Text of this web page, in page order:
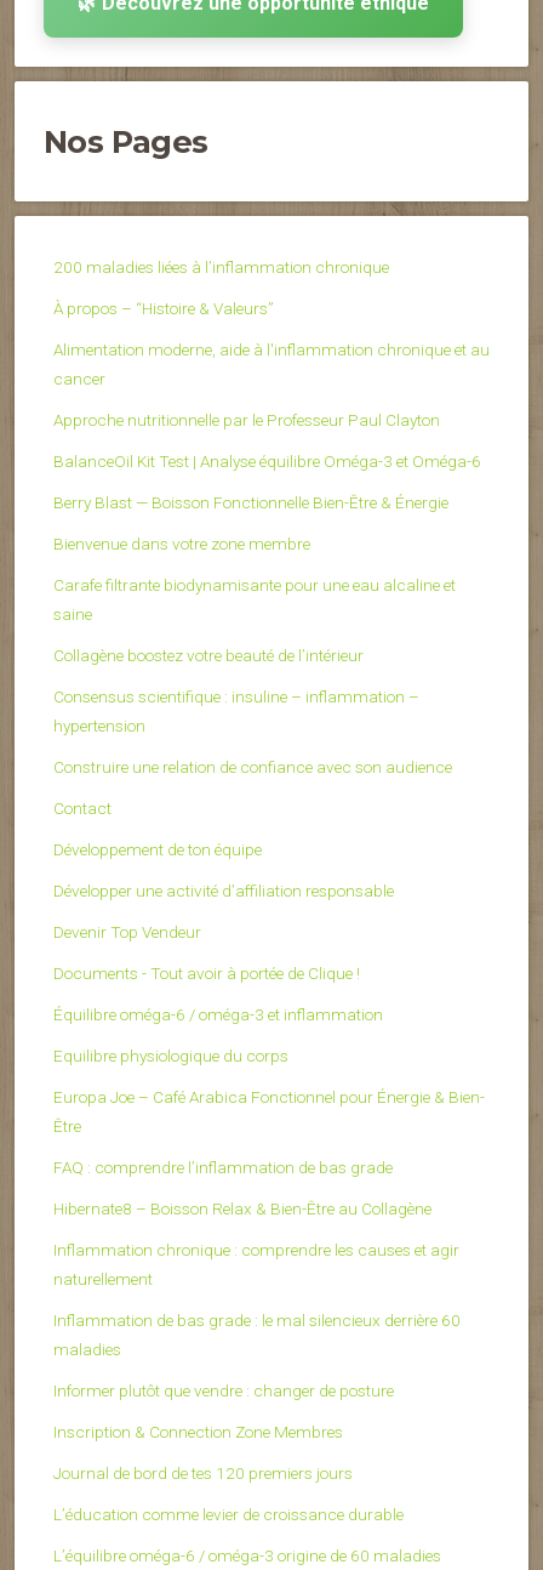
Nos Pages
200 maladies liées à l’inflammation chronique
À propos – “Histoire & Valeurs”
Alimentation moderne, aide à l'inflammation chronique et au
cancer
Approche nutritionnelle par le Professeur Paul Clayton
BalanceOil Kit Test | Analyse équilibre Oméga-3 et Oméga-6
Berry Blast — Boisson Fonctionnelle Bien-Être & Énergie
Bienvenue dans votre zone membre
Carafe filtrante biodynamisante pour une eau alcaline et
saine
Collagène boostez votre beauté de l’intérieur
Consensus scientifique : insuline – inflammation –
hypertension
Construire une relation de confiance avec son audience
Contact
Développement de ton équipe
Développer une activité d’affiliation responsable
Devenir Top Vendeur
Documents - Tout avoir à portée de Clique !
Équilibre oméga-6 / oméga-3 et inflammation
Equilibre physiologique du corps
Europa Joe – Café Arabica Fonctionnel pour Énergie & Bien-
Être
FAQ : comprendre l’inflammation de bas grade
Hibernate8 – Boisson Relax & Bien-Être au Collagène
Inflammation chronique : comprendre les causes et agir
naturellement
Inflammation de bas grade : le mal silencieux derrière 60
maladies
Informer plutôt que vendre : changer de posture
Inscription & Connection Zone Membres
Journal de bord de tes 120 premiers jours
L’éducation comme levier de croissance durable
L’équilibre oméga-6 / oméga-3 origine de 60 maladies